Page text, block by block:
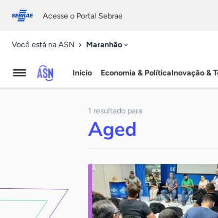
conosco
Acesse o Portal Sebrae
Você está na ASN Maranhão
Agência
Notícias
Início Economia & PolíticaInovação &
1 resultado para
Aged